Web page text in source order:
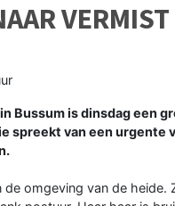
Bussum is dinsdag een
spreekt van een
omgeving van de heide.